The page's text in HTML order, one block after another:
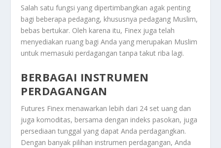
Salah satu fungsi yang dipertimbangkan agak penting
bagi beberapa pedagang, khususnya pedagang Muslim,
bebas bertukar. Oleh karena itu, Finex juga telah
menyediakan ruang bagi Anda yang merupakan Muslim
untuk memasuki perdagangan tanpa takut riba lagi.
BERBAGAI INSTRUMEN
PERDAGANGAN
Futures Finex menawarkan lebih dari 24 set uang dan
juga komoditas, bersama dengan indeks pasokan, juga
persediaan tunggal yang dapat Anda perdagangkan.
Dengan banyak pilihan instrumen perdagangan, Anda